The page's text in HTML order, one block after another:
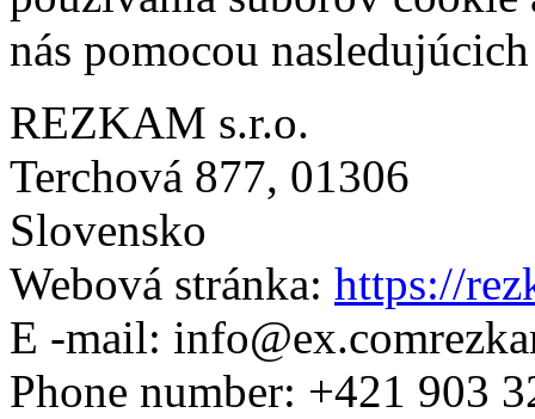
nás pomocou
REZKAM s.r.o.
Terchová 877, 01306
Slovensko
Webová stránka: https://
E -mail: info@ex.com
Phone number: +421 903